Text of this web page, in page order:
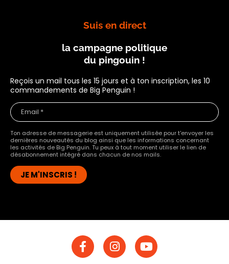
Suis en direct
la campagne politique
du pingouin !
Reçois un mail tous les 15 jours et à ton inscription, les 10
commandements de Big Penguin !
Ton adresse de messagerie est uniquement utilisée pour t'envoyer les
dernières nouveautés du blog ainsi que les informations concernant
les activités de Big Penguin. Tu peux à tout moment utiliser le lien de
désabonnement intégré dans chacun de nos mails.
a
c
n
s
o
u